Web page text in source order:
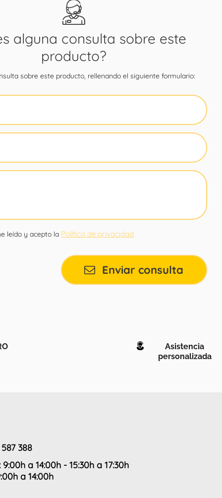
alguna consulta sobre este
producto?
sobre este producto, rellenando el siguiente formulario:
leído y acepto la Política de privacidad
Enviar consulta
Asistencia
personalizada
587 388
9:00h a 14:00h - 15:30h a 17:30h
a 14:00h